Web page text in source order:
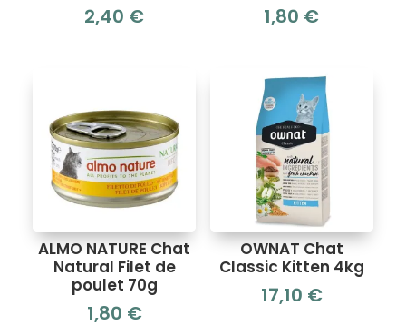
2,40 € 1,80 €
ALMO NATURE Chat
Natural Filet de
poulet 70g
1,80 €
OWNAT Chat
Classic Kitten 4kg
17,10 €